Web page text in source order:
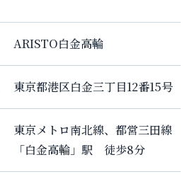
ARISTO白金高輪
東京都港区白金三丁目12番15号
東京メトロ南北線、都営三田線
「白金高輪」駅 徒歩8分